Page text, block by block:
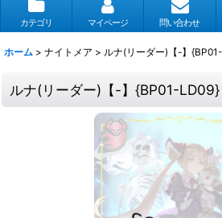
カテゴリ マイページ 問い合わせ
ホーム > ナイトメア > ルナ(リーダー)【-】
ルナ(リーダー)【-】{BP01-LD09}